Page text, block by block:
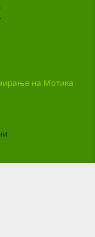
на Мотика